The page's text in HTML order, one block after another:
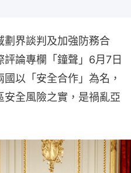
劃界談判及加強防務合
論專欄「鐘聲」6月7日
以「安全合作」為名，
全風險之實，是禍亂亞